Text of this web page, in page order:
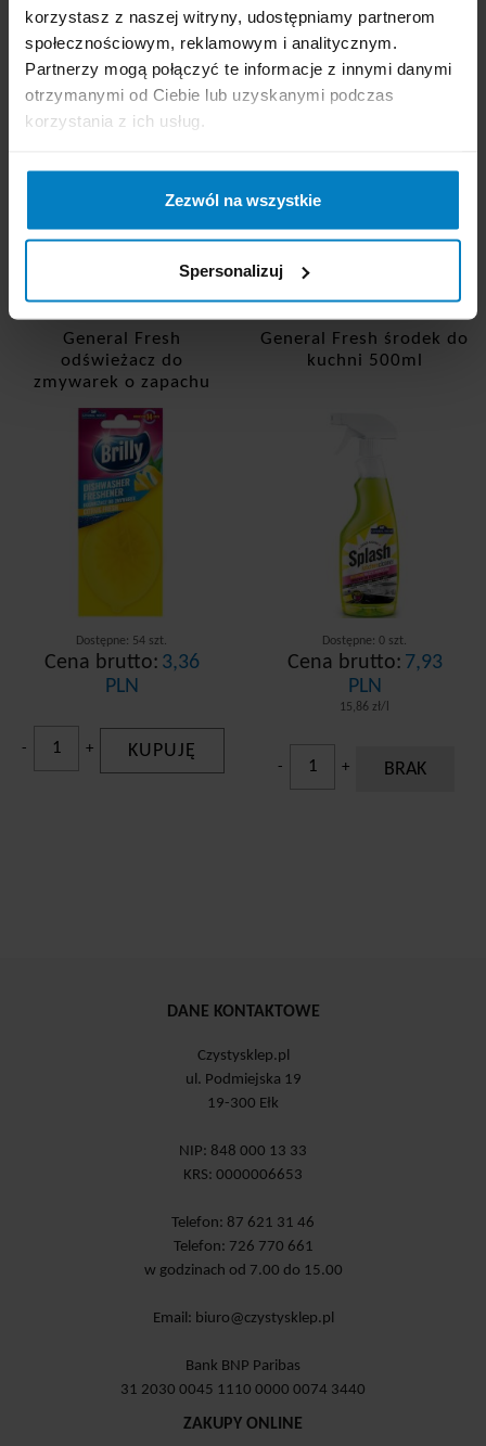
korzystasz z naszej witryny, udostępniamy partnerom
społecznościowym, reklamowym i analitycznym.
Partnerzy mogą połączyć te informacje z innymi danymi
otrzymanymi od Ciebie lub uzyskanymi podczas
korzystania z ich usług.
Zezwól na wszystkie
Spersonalizuj
Cena brutto:8,34
PLN
27,80 zł/l
Dostępne: 67 szt.
Cena brutto:
PLN
3,30 zł/szt
General Fresh
odświeżacz do
zmywarek o zapachu
cytrynowym
Dostępne: 54 szt.
Cena brutto: 3,36
PLN
- + KUPUJĘ
General Fresh środek do
kuchni 500ml
Dostępne: 0 szt.
Cena brutto: 7,93
PLN
15,86 zł/l
- + BRAK
DANE KONTAKTOWE
Czystysklep.pl
ul. Podmiejska 19
19-300 Ełk
NIP: 848 000 13 33
KRS: 0000006653
Telefon: 87 621 31 46
Telefon: 726 770 661
w godzinach od 7.00 do 15.00
Email: biuro@czystysklep.pl
Bank BNP Paribas
31 2030 0045 1110 0000 0074 3440
ZAKUPY ONLINE